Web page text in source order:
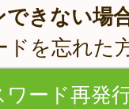
できない場
ドを忘れた
ワード再発